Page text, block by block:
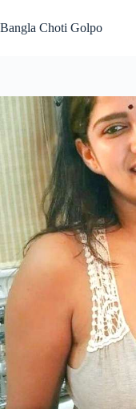
to
content
Bangla Choti Golpo